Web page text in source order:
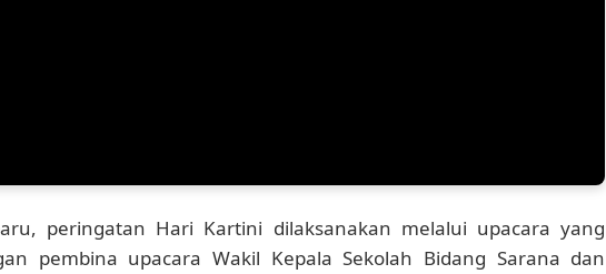
peringatan Hari Kartini dilaksanakan melalui upacara yang
pembina upacara Wakil Kepala Sekolah Bidang Sarana dan